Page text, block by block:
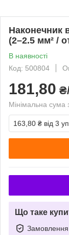
Наконечник
(2–2.5 мм² /
В наявності
Код: 500804
181,80
Мінімальна
163,80 ₴ від 3
Що таке
Замовлення